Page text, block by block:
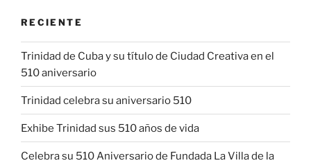
RECIENTE
Trinidad de Cuba y su título de Ciudad Creativa en el
510 aniversario
Trinidad celebra su aniversario 510
Exhibe Trinidad sus 510 años de vida
Celebra su 510 Aniversario de Fundada La Villa de la